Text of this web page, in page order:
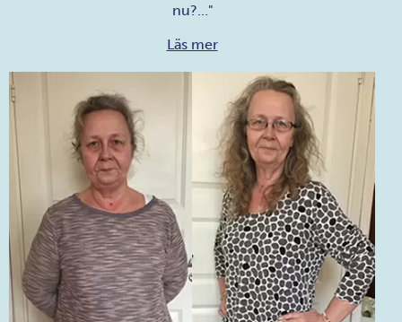
nu?…"
Läs mer